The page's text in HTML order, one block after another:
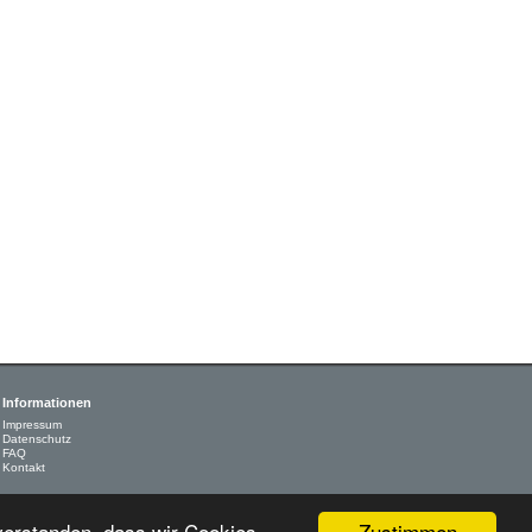
Informationen
Impressum
Datenschutz
FAQ
Kontakt